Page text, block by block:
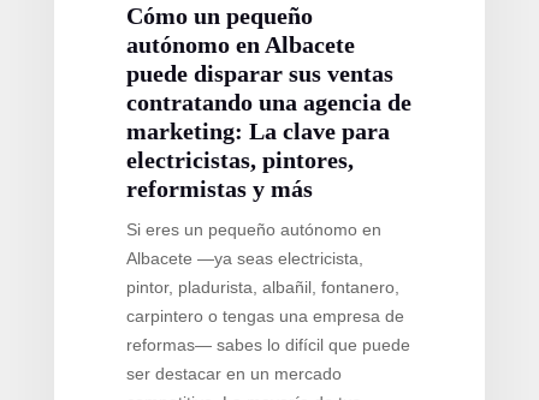
Cómo un pequeño
autónomo en Albacete
puede disparar sus ventas
contratando una agencia de
marketing: La clave para
electricistas, pintores,
reformistas y más
Si eres un pequeño autónomo en
Albacete —ya seas electricista,
pintor, pladurista, albañil, fontanero,
carpintero o tengas una empresa de
reformas— sabes lo difícil que puede
ser destacar en un mercado